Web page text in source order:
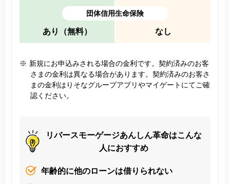
団体信用生命保険
あり（無料） なし
※ 新規にお申込みされる場合の金利です。契約済みのお客
さまの金利は異なる場合があります。契約済みのお客さ
まの金利はりそなグループアプリやマイゲートにてご確
認ください。
リバースモーゲージあんしん革命はこんな
人におすすめ
年齢的に他のローンは借りられない